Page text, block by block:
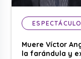
Muere Víctor
la farándula y